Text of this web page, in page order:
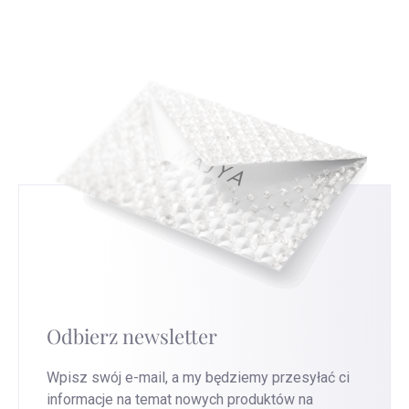
Odbierz newsletter
Wpisz swój e-mail, a my będziemy przesyłać ci
informacje na temat nowych produktów na